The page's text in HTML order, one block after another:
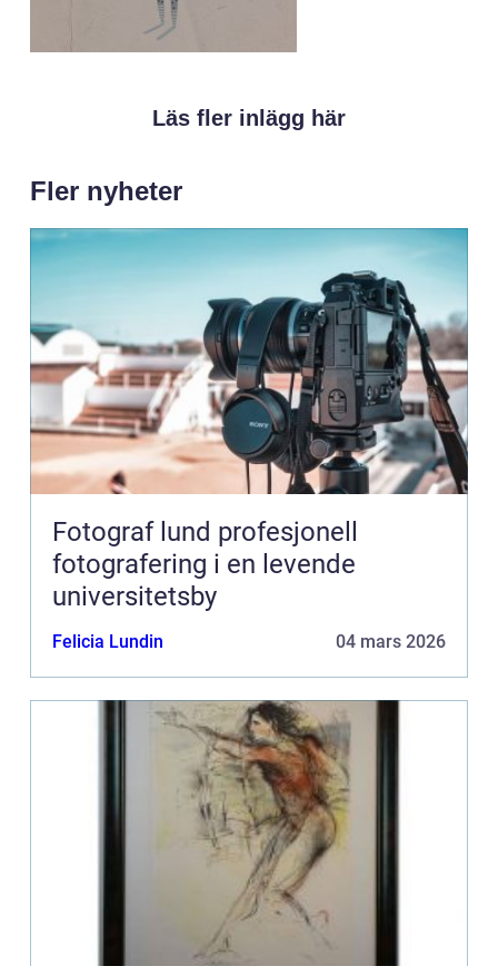
Läs fler inlägg här
Fler nyheter
Fotograf lund profesjonell
fotografering i en levende
universitetsby
Felicia Lundin 04 mars 2026